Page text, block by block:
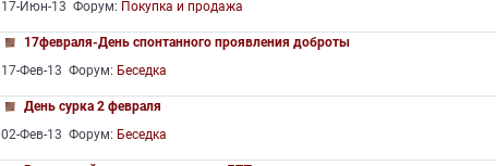
17-Июн-13 Форум: Покупка и продажа
17февраля-День спонтанного проявления доброты
17-Фев-13 Форум: Беседка
День сурка 2 февраля
02-Фев-13 Форум: Беседка